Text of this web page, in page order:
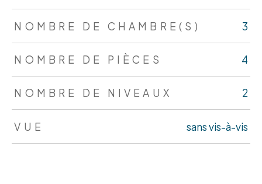
NOMBRE DE CHAMBRE(S) 3
NOMBRE DE PIÈCES 4
NOMBRE DE NIVEAUX 2
VUE sans vis-à-vis